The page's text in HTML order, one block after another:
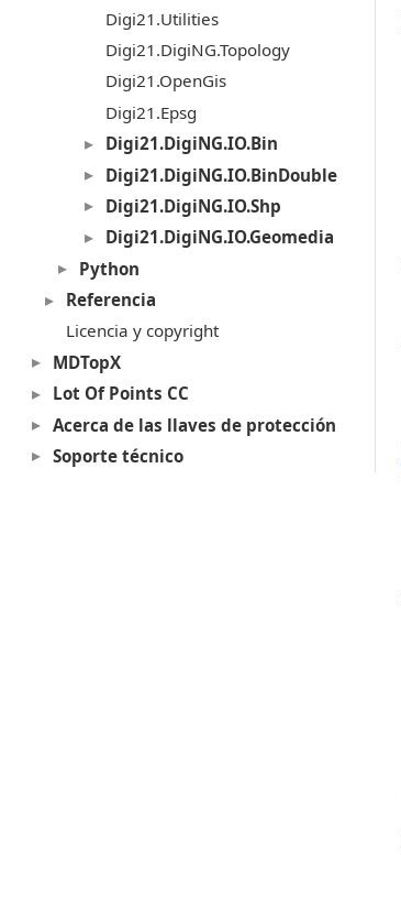
Digi21.Utilities
Digi21.DigiNG.Topology
Digi21.OpenGis
Digi21.Epsg
Digi21.DigiNG.IO.Bin
Digi21.DigiNG.IO.BinDouble
Digi21.DigiNG.IO.Shp
Digi21.DigiNG.IO.Geomedia
Python
Referencia
Licencia y copyright
MDTopX
Lot Of Points CC
Acerca de las llaves de protección
Soporte técnico